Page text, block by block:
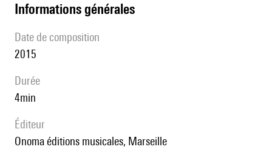
informations générales
date de composition
2015
durée
4min
éditeur
Onoma éditions musicales, Marseille